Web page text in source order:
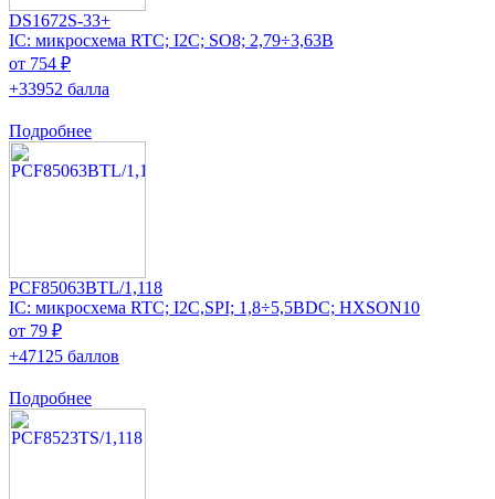
DS1672S-33+
IC: микросхема RTC; I2C; SO8; 2,79÷3,63В
от 754 ₽
+33952 балла
Подробнее
PCF85063BTL/1,118
IC: микросхема RTC; I2C,SPI; 1,8÷5,5ВDC; HXSON10
от 79 ₽
+47125 баллов
Подробнее